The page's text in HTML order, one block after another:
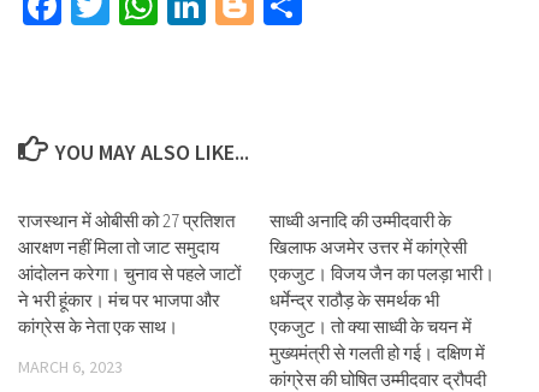
YOU MAY ALSO LIKE...
राजस्थान में ओबीसी को 27 प्रतिशत
आरक्षण नहीं मिला तो जाट समुदाय
आंदोलन करेगा। चुनाव से पहले जाटों
ने भरी हूंकार। मंच पर भाजपा और
कांग्रेस के नेता एक साथ।
MARCH 6, 2023
साध्वी अनादि की उम्मीदवारी के
खिलाफ अजमेर उत्तर में कांग्रेसी
एकजुट। विजय जैन का पलड़ा भारी।
धर्मेन्द्र राठौड़ के समर्थक भी
एकजुट। तो क्या साध्वी के चयन में
मुख्यमंत्री से गलती हो गई। दक्षिण में
कांग्रेस की घोषित उम्मीदवार द्रौपदी